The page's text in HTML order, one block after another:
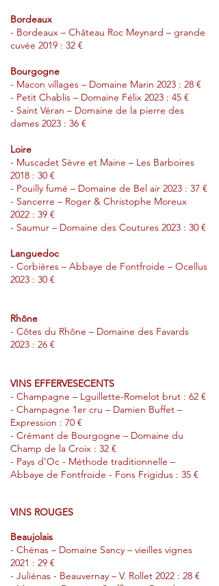
Bordeaux
- Bordeaux – Château Roc Meynard – grande
cuvée 2019 : 32 €
Bourgogne
- Macon villages – Domaine Marin 2023 : 28 €
- Petit Chablis – Domaine Félix 2023 : 45 €
- Saint Véran – Domaine de la pierre des
dames 2023 : 36 €
Loire
- Muscadet Sèvre et Maine – Les Barboires
2018 : 30 €
- Pouilly fumé – Domaine de Bel air 2023 : 37 €
- Sancerre – Roger & Christophe Moreux
2022 : 39 €
- Saumur – Domaine des Coutures 2023 : 30 €
Languedoc
- Corbières – Abbaye de Fontfroide – Ocellus
2023 : 30 €
Rhône
- Côtes du Rhône – Domaine des Favards
2023 : 26 €
VINS EFFERVESECENTS
- Champagne – Lguillette-Romelot brut : 62 €
- Champagne 1er cru – Damien Buffet –
Expression : 70 €
- Crémant de Bourgogne – Domaine du
Champ de la Croix : 32 €
- Pays d’Oc - Méthode traditionnelle –
Abbaye de Fontfroide - Fons Frigidus : 35 €
VINS ROUGES
Beaujolais
- Chénas – Domaine Sancy – vieilles vignes
2021 : 29 €
- Juliénas - Beauvernay – V. Rollet 2022 : 28 €